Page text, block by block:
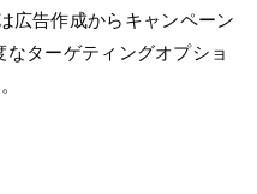
広告作成からキャンペーン
なターゲティングオプショ